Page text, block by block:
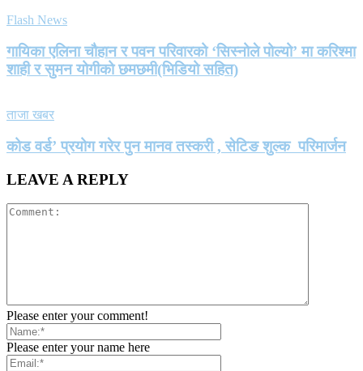
Flash News
गायिका एलिना चौहान र पवन परिवारको ‘सिस्नोले पोल्यो’ मा करिश्मा
शाही र सुमन योगीको छमछमी(भिडियो सहित)
ताजा खबर
कोड वर्ड’ प्रयोग गरेर पुन मानव तस्करी , सेटिङ शुल्क परिमार्जन
LEAVE A REPLY
Please enter your comment!
Please enter your name here